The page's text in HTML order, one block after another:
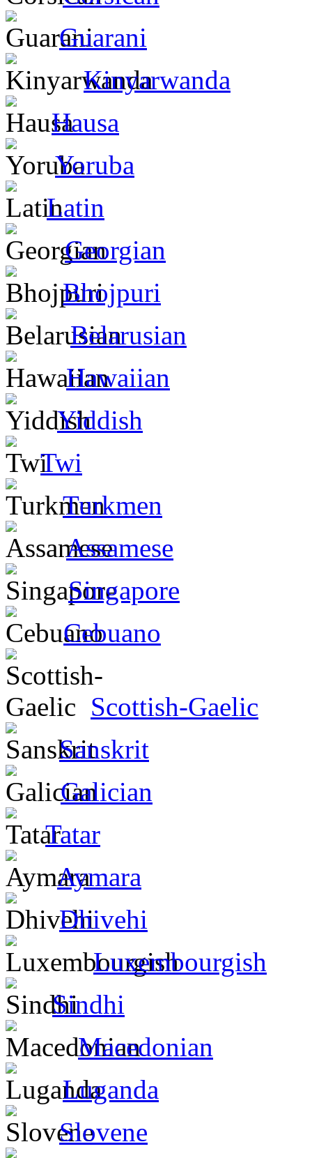
Guarani
Kinyarwanda
Hausa
Yoruba
Latin
Georgian
Bhojpuri
Belarusian
Hawaiian
Yiddish
Twi
Turkmen
Assamese
Singapore
Cebuano
Scottish-Gaelic
Sanskrit
Galician
Tatar
Aymara
Dhivehi
Luxembourgish
Sindhi
Macedonian
Luganda
Slovene